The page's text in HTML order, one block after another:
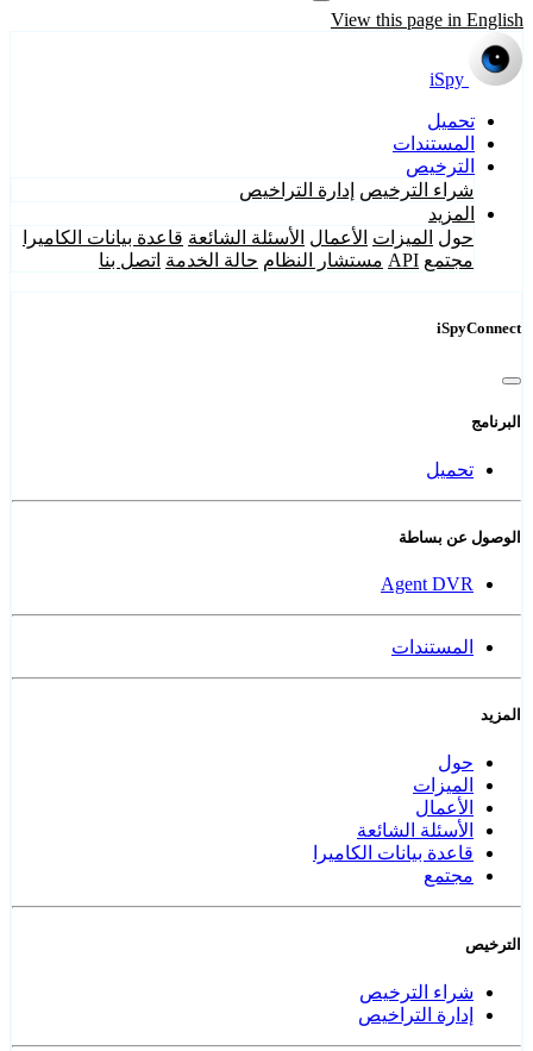
View this page in English
iSpy
تحميل
المستندات
الترخيص
شراء الترخيص إدارة التراخيص
المزيد
حول الميزات الأعمال الأسئلة الشائعة قاعدة بيانات الكاميرا
مجتمع API مستشار النظام حالة الخدمة اتصل بنا
iSpyConnect
البرنامج
تحميل
الوصول عن بساطة
Agent DVR
المستندات
المزيد
حول
الميزات
الأعمال
الأسئلة الشائعة
قاعدة بيانات الكاميرا
مجتمع
الترخيص
شراء الترخيص
إدارة التراخيص